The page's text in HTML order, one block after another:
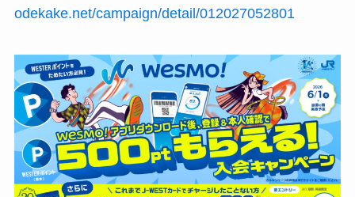
odekake.net/campaign/detail/012027052801